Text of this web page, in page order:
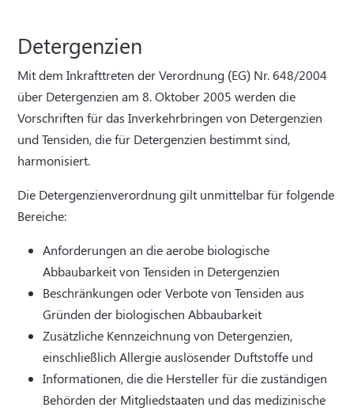
Detergenzien
Mit dem Inkrafttreten der Verordnung (EG) Nr. 648/2004
über Detergenzien am 8. Oktober 2005 werden die
Vorschriften für das Inverkehrbringen von Detergenzien
und Tensiden, die für Detergenzien bestimmt sind,
harmonisiert.
Die Detergenzienverordnung gilt unmittelbar für folgende
Bereiche:
Anforderungen an die aerobe biologische
Abbaubarkeit von Tensiden in Detergenzien
Beschränkungen oder Verbote von Tensiden aus
Gründen der biologischen Abbaubarkeit
Zusätzliche Kennzeichnung von Detergenzien,
einschließlich Allergie auslösender Duftstoffe und
Informationen, die die Hersteller für die zuständigen
Behörden der Mitgliedstaaten und das medizinische